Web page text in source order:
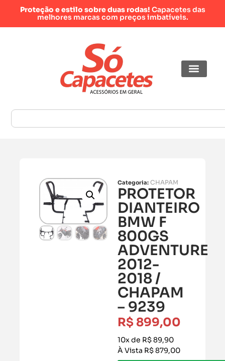
Proteção e estilo sobre duas rodas! Capacetes das
melhores marcas com preços imbatíveis.
Categoria: CHAPAM
PROTETOR
DIANTEIRO
BMW F
800GS
ADVENTURE
2012-
2018 /
CHAPAM
– 9239
R$ 899,00
10x de R$ 89,90
À Vista R$ 879,00